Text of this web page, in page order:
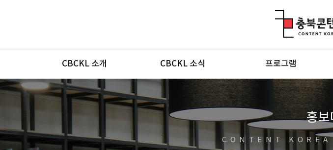
메뉴
CBCKL 소개 CBCKL 소식 프로그램
홍보
CONTENT